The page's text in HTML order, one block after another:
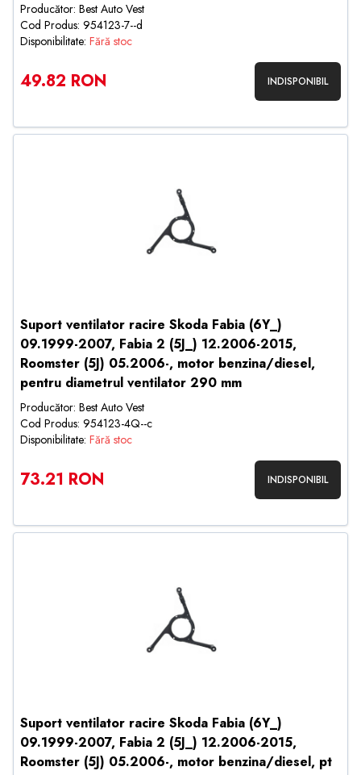
Producător: Best Auto Vest
Cod Produs: 954123-7--d
Disponibilitate: Fără stoc
49.82 RON INDISPONIBIL
Suport ventilator racire Skoda Fabia (6Y_)
09.1999-2007, Fabia 2 (5J_) 12.2006-2015,
Roomster (5J) 05.2006-, motor benzina/diesel,
pentru diametrul ventilator 290 mm
Producător: Best Auto Vest
Cod Produs: 954123-4Q--c
Disponibilitate: Fără stoc
73.21 RON INDISPONIBIL
Suport ventilator racire Skoda Fabia (6Y_)
09.1999-2007, Fabia 2 (5J_) 12.2006-2015,
Roomster (5J) 05.2006-, motor benzina/diesel, pt